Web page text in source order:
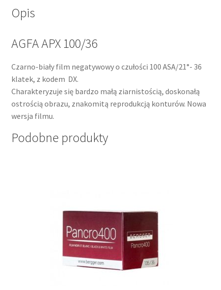
Opis
AGFA APX 100/36
Czarno-biały film negatywowy o czułości 100 ASA/21°- 36
klatek, z kodem DX.
Charakteryzuje się bardzo małą ziarnistością, doskonałą
ostrością obrazu, znakomitą reprodukcją konturów. Nowa
wersja filmu.
Podobne produkty